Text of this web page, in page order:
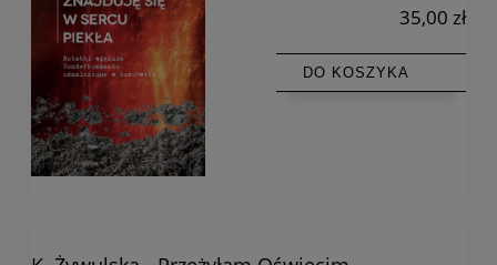
35,00 zł
DO KOSZYKA